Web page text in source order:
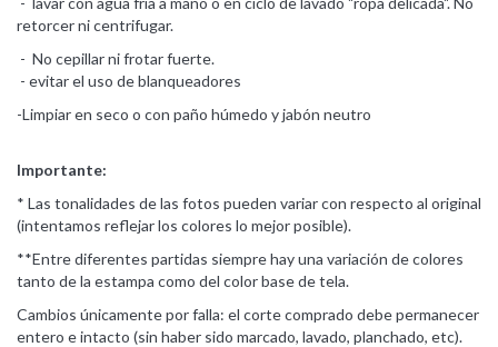
retorcer ni centrifugar.
- No cepillar ni frotar fuerte.
- evitar el uso de blanqueadores
-Limpiar en seco o con paño húmedo y jabón neutro
Importante:
* Las tonalidades de las fotos pueden variar con respecto al original
(intentamos reflejar los colores lo mejor posible).
**Entre diferentes partidas siempre hay una variación de colores
tanto de la estampa como del color base de tela.
Cambios únicamente por falla: el corte comprado debe permanecer
entero e intacto (sin haber sido marcado, lavado, planchado, etc).